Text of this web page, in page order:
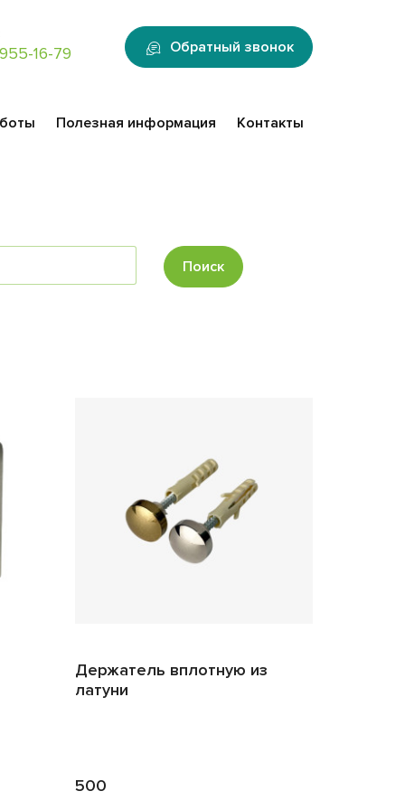
16-79 Обратный звонок
Полезная информация Контакты
Поиск
Держатель вплотную из
латуни
500